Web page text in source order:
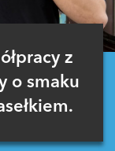
z
o smaku